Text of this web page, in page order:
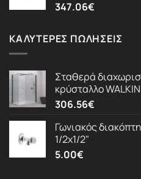
347.06€
ΚΑΛΎΤΕΡΕΣ ΠΩΛΉΣΕΙΣ
Σταθερά
κρύσταλλο
306.56€
Γωνιακός
1/2x1/2"
5.00€